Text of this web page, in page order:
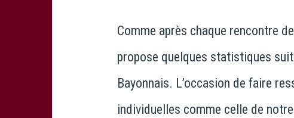
Comme après chaque rencontre
propose quelques statistiques
Bayonnais. L’occasion de faire
individuelles comme celle de